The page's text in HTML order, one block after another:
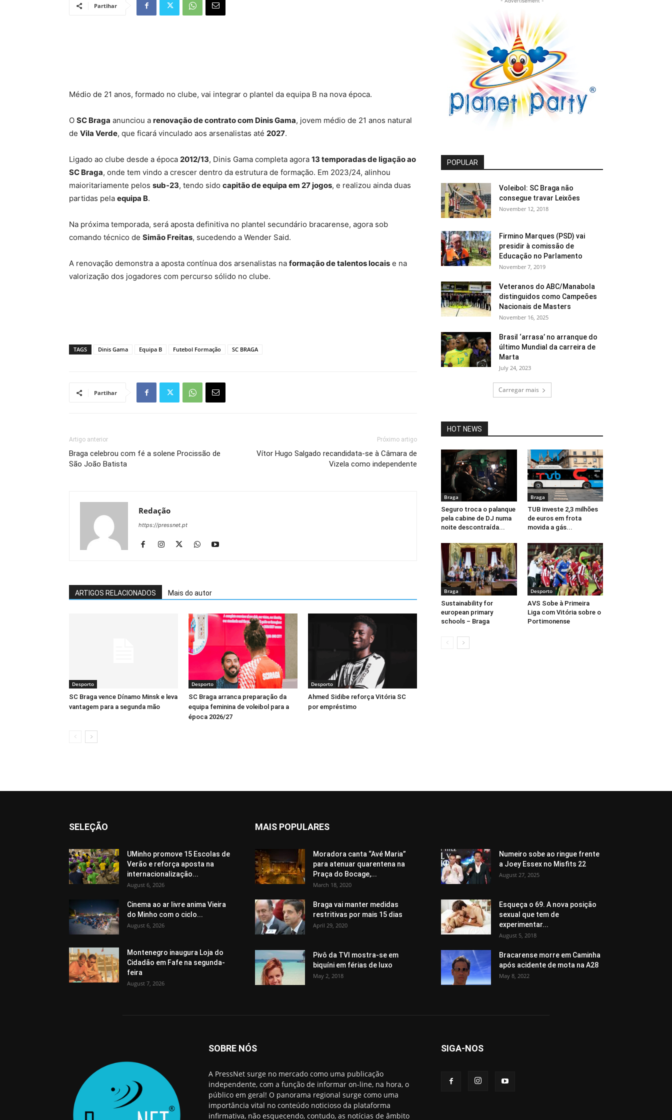
Partihar
Médio de 21 anos, formado no clube, vai integrar o plantel da equipa B na nova época.
O SC Braga anunciou a renovação de contrato com Dinis Gama, jovem médio de 21 anos natural
de Vila Verde, que ficará vinculado aos arsenalistas até 2027.
Ligado ao clube desde a época 2012/13, Dinis Gama completa agora 13 temporadas de ligação ao
SC Braga, onde tem vindo a crescer dentro da estrutura de formação. Em 2023/24, alinhou
maioritariamente pelos sub-23, tendo sido capitão de equipa em 27 jogos, e realizou ainda duas
partidas pela equipa B.
Na próxima temporada, será aposta definitiva no plantel secundário bracarense, agora sob
comando técnico de Simão Freitas, sucedendo a Wender Said.
A renovação demonstra a aposta contínua dos arsenalistas na formação de talentos locais e na
valorização dos jogadores com percurso sólido no clube.
TAGS Dinis Gama Equipa B Futebol Formação SC BRAGA
Partihar
Artigo anterior
Braga celebrou com fé a solene Procissão de
São João Batista
Próximo artigo
Vítor Hugo Salgado recandidata-se à Câmara de
Vizela como independente
Redação
https://pressnet.pt
ARTIGOS RELACIONADOS Mais do autor
Desporto
SC Braga vence Dínamo Minsk e leva
vantagem para a segunda mão
Desporto
SC Braga arranca preparação da
equipa feminina de voleibol para a
época 2026/27
Desporto
Ahmed Sidibe reforça Vitória SC
por empréstimo
POPULAR
Voleibol: SC Braga não
consegue travar Leixões
November 12, 2018
Firmino Marques (PSD) vai
presidir à comissão de
Educação no Parlamento
November 7, 2019
Veteranos do ABC/Manabola
distinguidos como Campeões
Nacionais de Masters
November 16, 2025
Brasil ‘arrasa’ no arranque do
último Mundial da carreira de
Marta
July 24, 2023
Carregar mais
HOT NEWS
Braga
Seguro troca o palanque
pela cabine de DJ numa
noite descontraída...
Braga
TUB investe 2,3 milhões
de euros em frota
movida a gás...
Braga
Sustainability for
european primary
schools – Braga
Desporto
AVS Sobe à Primeira
Liga com Vitória sobre o
Portimonense
SELEÇÃO
UMinho promove 15 Escolas de
Verão e reforça aposta na
internacionalização...
August 6, 2026
Cinema ao ar livre anima Vieira
do Minho com o ciclo...
August 6, 2026
Montenegro inaugura Loja do
Cidadão em Fafe na segunda-
feira
August 7, 2026
MAIS POPULARES
Moradora canta “Avé Maria”
para atenuar quarentena na
Praça do Bocage,...
March 18, 2020
Numeiro sobe ao ringue frente
a Joey Essex no Misfits 22
August 27, 2025
Braga vai manter medidas
restritivas por mais 15 dias
April 29, 2020
Esqueça o 69. A nova posição
sexual que tem de
experimentar...
August 5, 2018
Pivô da TVI mostra-se em
biquíni em férias de luxo
May 2, 2018
Bracarense morre em Caminha
após acidente de mota na A28
May 8, 2022
SOBRE NÓS
A PressNet surge no mercado como uma publicação
independente, com a função de informar on-line, na hora, o
público em geral! O panorama regional surge como uma
importância vital no conteúdo noticioso da plataforma
infirmativa, não esquecendo, contudo, as notícias de âmbito
SIGA-NOS